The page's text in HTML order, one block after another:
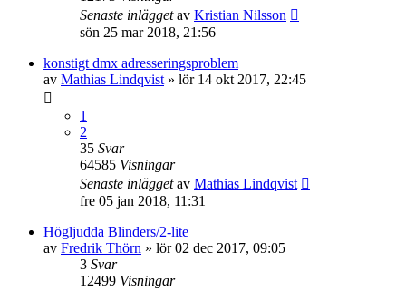
Senaste inläggetav Kristian Nilsson
sön 25 mar 2018, 21:56
konstigt dmx adresseringsproblem
av Mathias Lindqvist » lör 14 okt 2017, 22:45
1
2
35 Svar
64585 Visningar
Senaste inläggetav Mathias Lindqvist
fre 05 jan 2018, 11:31
Högljudda Blinders/2-lite
av Fredrik Thörn » lör 02 dec 2017, 09:05
3 Svar
12499 Visningar